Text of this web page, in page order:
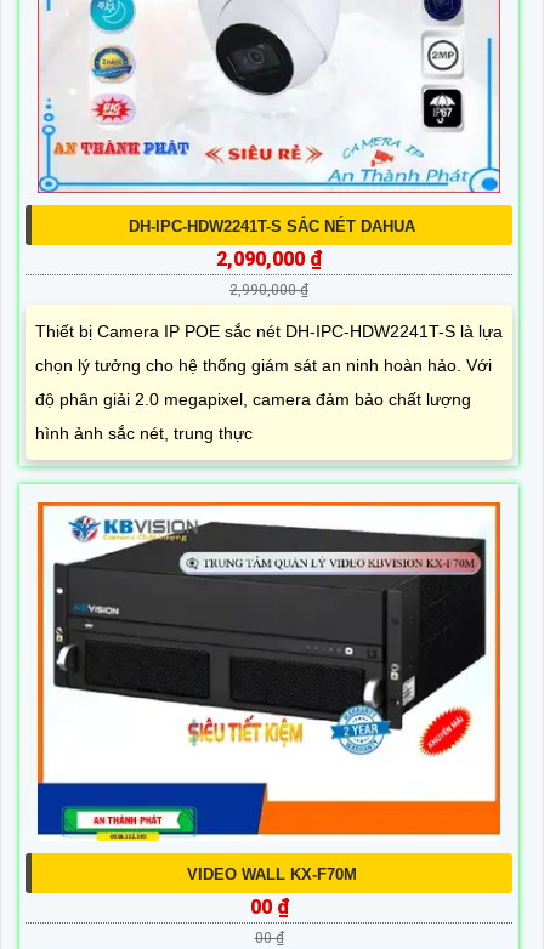
DH-IPC-HDW2241T-S SẮC NÉT DAHUA
2,090,000 ₫
2,990,000 ₫
Thiết bị Camera IP POE sắc nét DH-IPC-HDW2241T-S là lựa
chọn lý tưởng cho hệ thống giám sát an ninh hoàn hảo. Với
độ phân giải 2.0 megapixel, camera đảm bảo chất lượng
hình ảnh sắc nét, trung thực
VIDEO WALL KX-F70M
00 ₫
00 ₫